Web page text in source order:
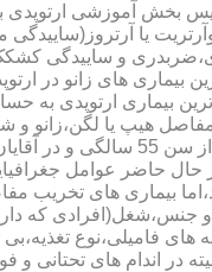
بخش آموزشی ارتوپدی
یا آرتروز(ساییدگی
و ساییدگی
بیماری های زانو در
بیماری ارتوپدی به
هیپ یا لگن،زانو و
حال حاضر عوامل
بیماری های تخریب
جنس،شغل(افرادی که
های فامیلی،نوع
در اندام های تحتانی و